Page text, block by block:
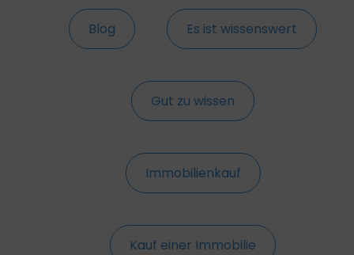
Blog Es ist wissenswert
Gut zu wissen
Immobilienkauf
Kauf einer Immobilie